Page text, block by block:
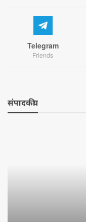
Telegram
Friends
संपादकीय